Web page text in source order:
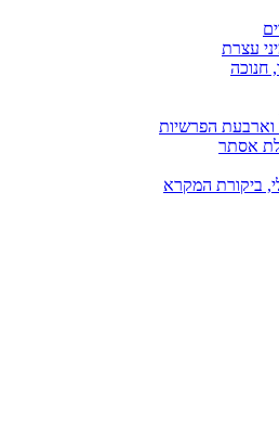
עצרת
חנוכה
הפרשיות
אסתר
ביקורת המקרא